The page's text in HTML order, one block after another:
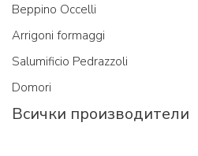
Beppino Occelli
Arrigoni formaggi
Salumificio Pedrazzoli
Domori
Всички производители